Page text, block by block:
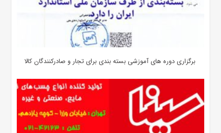
برگزاری دوره های آموزشی بسته بندی برای تجار و صادرکنندگان کالا